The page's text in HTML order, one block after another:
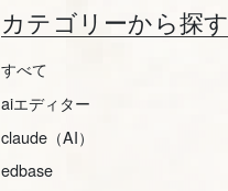
カテゴリーから探す
すべて
aiエディター
claude（AI）
edbase